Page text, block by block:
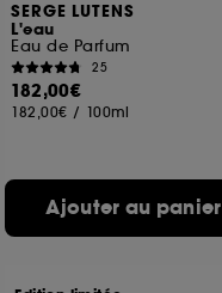
SERGE LUTENS
L'eau
Eau de Parfum
25
182,00€
182,00€ / 100ml
Ajouter au panier